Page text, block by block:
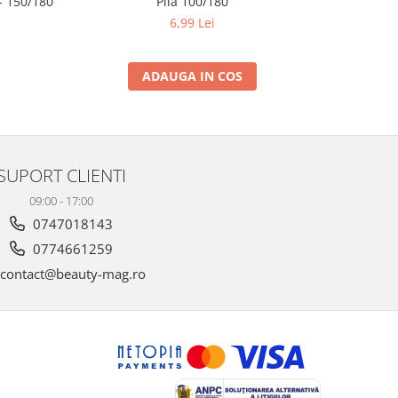
6,99 Lei
ADAUGA IN COS
CLIENTI
09:00 - 17:00
0747018143
0774661259
mag.ro